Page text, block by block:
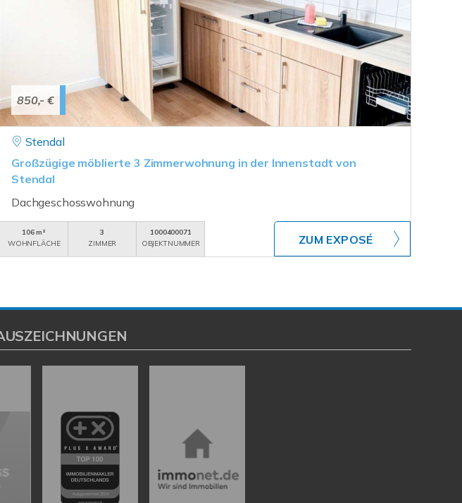
850,- €
Stendal
Großzügige möblierte 3 Zimmerwohnung in der Innenstadt von
Stendal
Dachgeschosswohnung
106 m²
WOHNFLÄCHE
3
ZIMMER
1000400071
OBJEKTNUMMER
ZUM EXPOSÉ